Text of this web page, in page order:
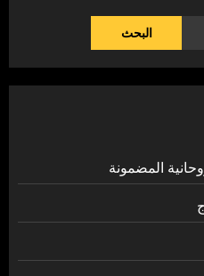
البحث
المضمونة